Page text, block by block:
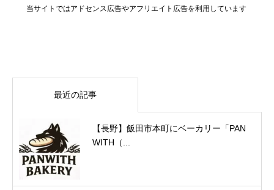
当サイトではアドセンス広告やアフリエイト広告を利用しています
最近の記事
【長野】飯田市本町にベーカリー「PAN
WITH（...